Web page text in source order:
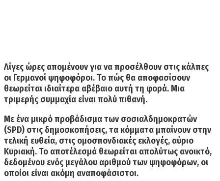
Λίγες ώρες απομένουν για να προσέλθουν στις κάλπες
οι Γερμανοί ψηφοφόροι. Το πώς θα αποφασίσουν
θεωρείται ιδιαίτερα αβέβαιο αυτή τη φορά. Μια
τριμερής συμμαχία είναι πολύ πιθανή.
Με ένα μικρό προβάδισμα των σοσιαλδημοκρατών
(SPD) στις δημοσκοπήσεις, τα κόμματα μπαίνουν στην
τελική ευθεία, στις ομοσπονδιακές εκλογές, αύριο
Κυριακή. Το αποτέλεσμά θεωρείται απολύτως ανοικτό,
δεδομένου ενός μεγάλου αριθμού των ψηφοφόρων, οι
οποίοι είναι ακόμη αναποφάσιστοι.